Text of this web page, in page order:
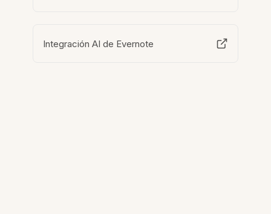
Integración AI de Evernote